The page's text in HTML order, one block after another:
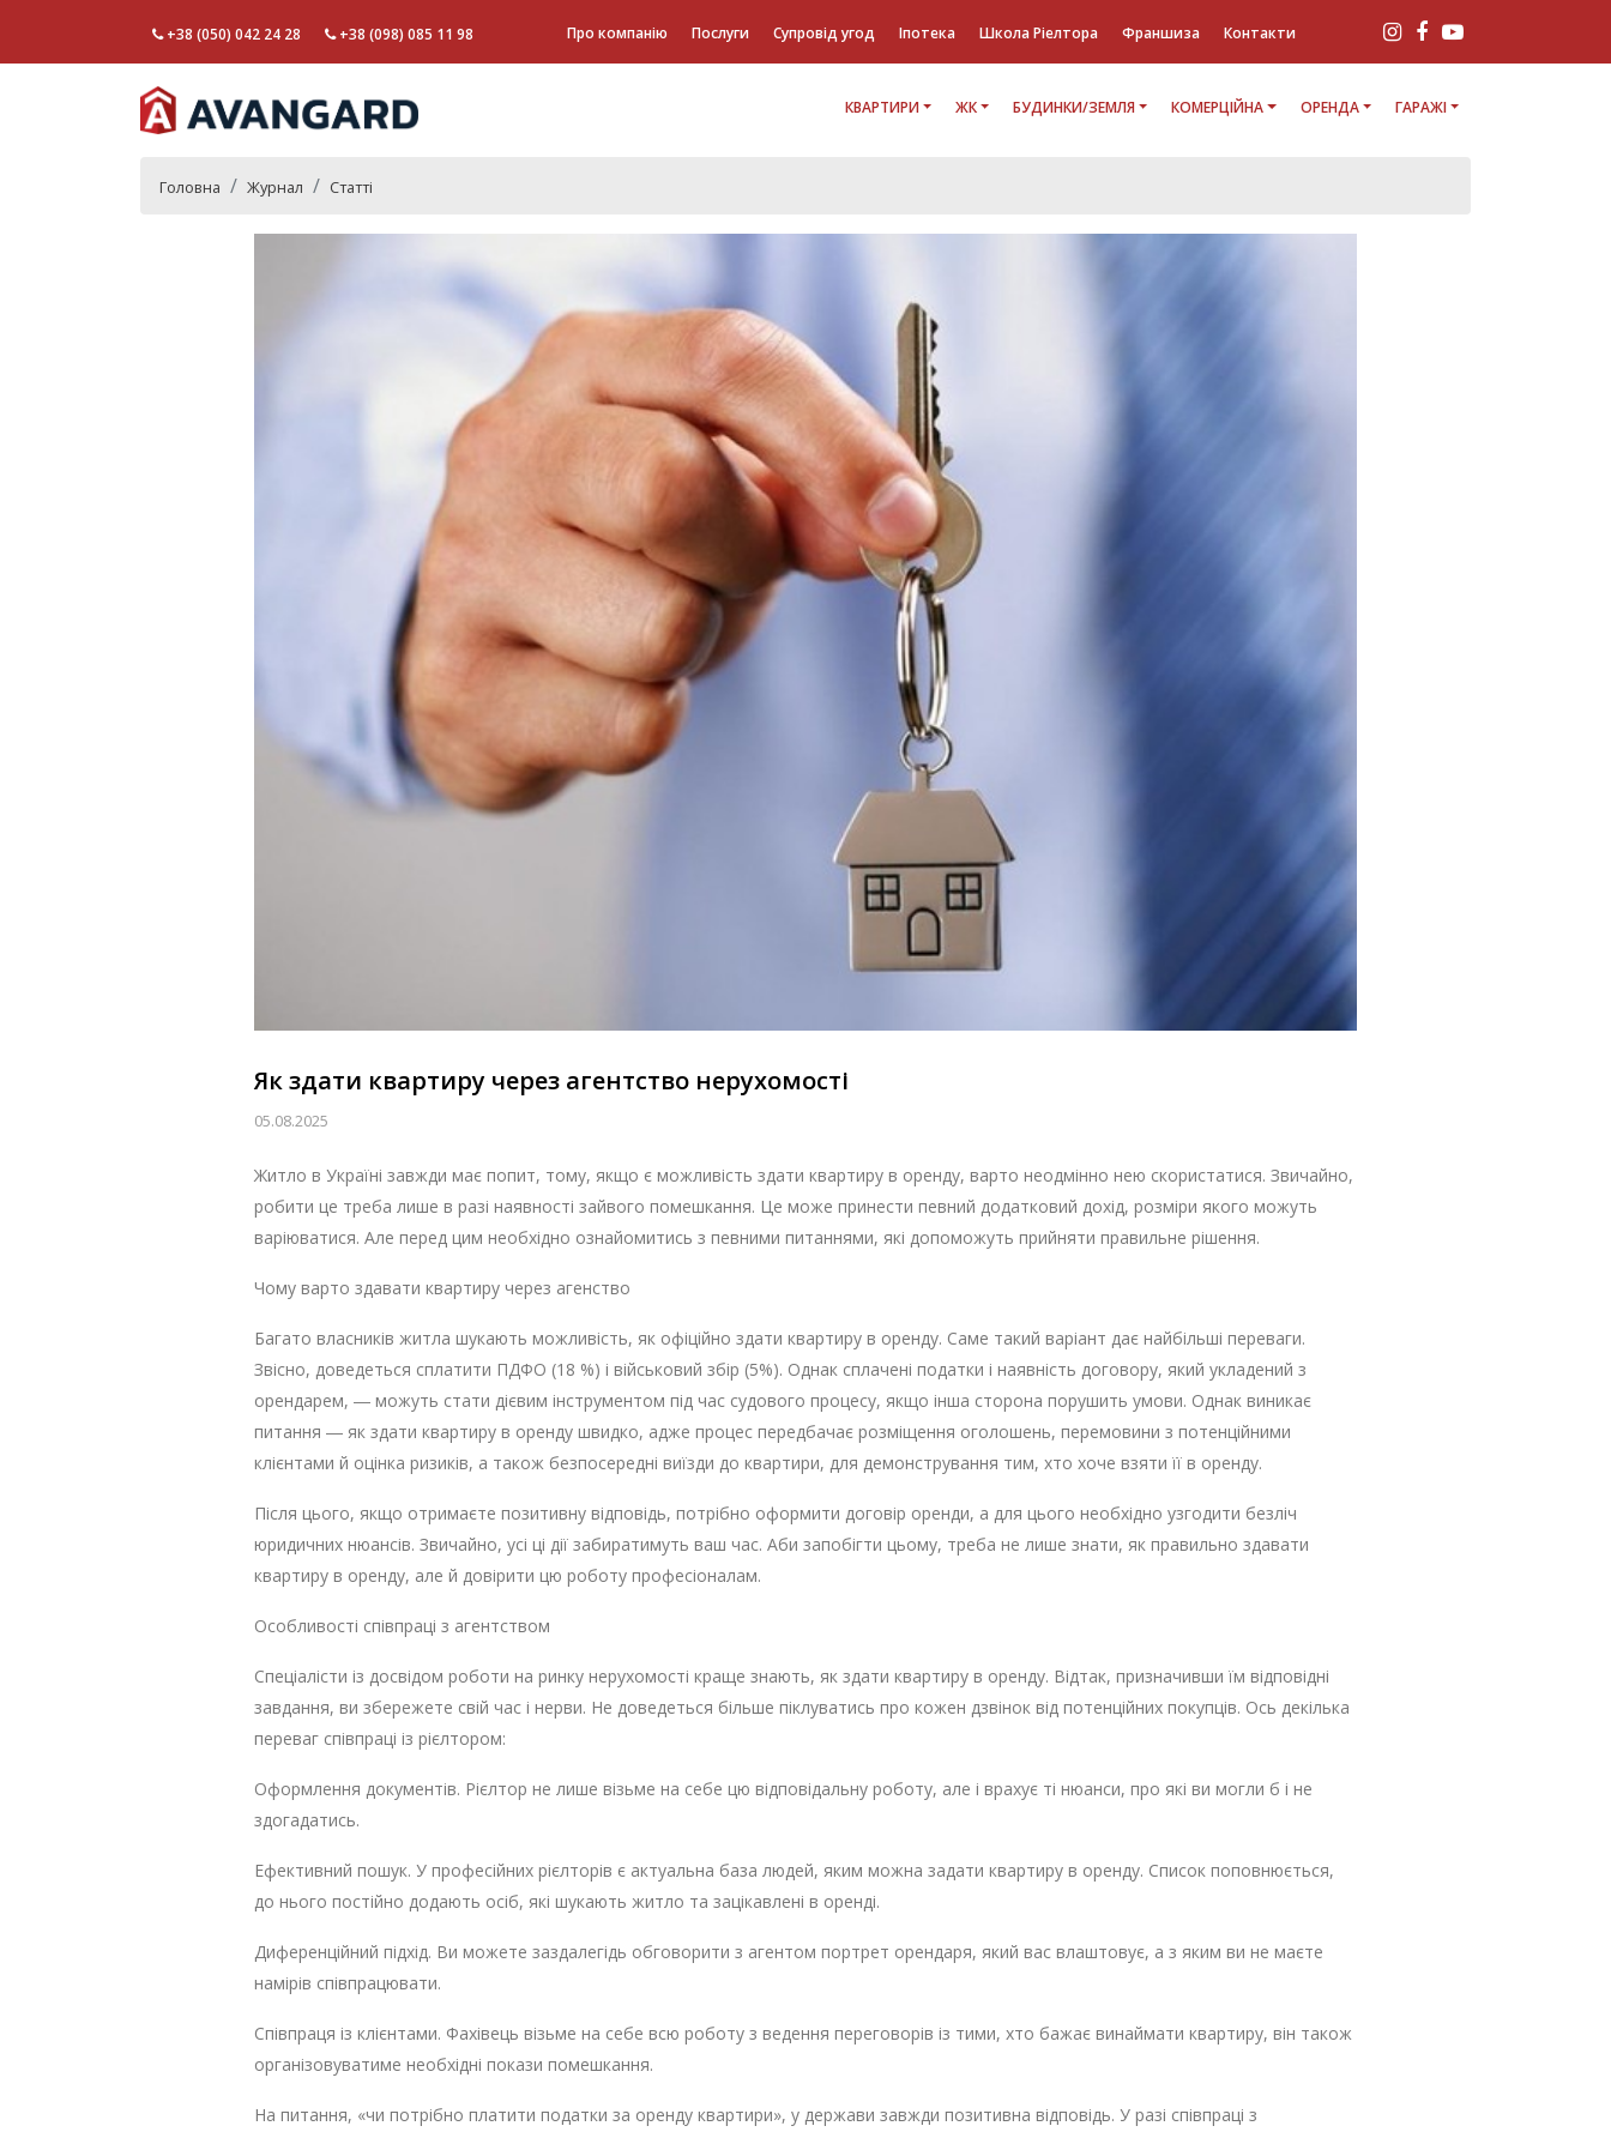
+38 (050) 042 24 28 +38 (098) 085 11 98 Про компанію Послуги Супровід угод Іпотека Школа Ріелтора Франшиза Контакти
КВАРТИРИ ЖК БУДИНКИ/ЗЕМЛЯ КОМЕРЦІЙНА ОРЕНДА ГАРАЖІ
Головна Журнал Статті
Як здати квартиру через агентство нерухомості
05.08.2025
Житло в Україні завжди має попит, тому, якщо є можливість здати квартиру в оренду, варто неодмінно нею скористатися. Звичайно,
робити це треба лише в разі наявності зайвого помешкання. Це може принести певний додатковий дохід, розміри якого можуть
варіюватися. Але перед цим необхідно ознайомитись з певними питаннями, які допоможуть прийняти правильне рішення.
Чому варто здавати квартиру через агенство
Багато власників житла шукають можливість, як офіційно здати квартиру в оренду. Саме такий варіант дає найбільші переваги.
Звісно, доведеться сплатити ПДФО (18 %) і військовий збір (5%). Однак сплачені податки і наявність договору, який укладений з
орендарем, ― можуть стати дієвим інструментом під час судового процесу, якщо інша сторона порушить умови. Однак виникає
питання ― як здати квартиру в оренду швидко, адже процес передбачає розміщення оголошень, перемовини з потенційними
клієнтами й оцінка ризиків, а також безпосередні виїзди до квартири, для демонстрування тим, хто хоче взяти її в оренду.
Після цього, якщо отримаєте позитивну відповідь, потрібно оформити договір оренди, а для цього необхідно узгодити безліч
юридичних нюансів. Звичайно, усі ці дії забиратимуть ваш час. Аби запобігти цьому, треба не лише знати, як правильно здавати
квартиру в оренду, але й довірити цю роботу професіоналам.
Особливості співпраці з агентством
Спеціалісти із досвідом роботи на ринку нерухомості краще знають, як здати квартиру в оренду. Відтак, призначивши їм відповідні
завдання, ви збережете свій час і нерви. Не доведеться більше піклуватись про кожен дзвінок від потенційних покупців. Ось декілька
переваг співпраці із рієлтором:
Оформлення документів. Рієлтор не лише візьме на себе цю відповідальну роботу, але і врахує ті нюанси, про які ви могли б і не
здогадатись.
Ефективний пошук. У професійних рієлторів є актуальна база людей, яким можна задати квартиру в оренду. Список поповнюється,
до нього постійно додають осіб, які шукають житло та зацікавлені в оренді.
Диференційний підхід. Ви можете заздалегідь обговорити з агентом портрет орендаря, який вас влаштовує, а з яким ви не маєте
намірів співпрацювати.
Співпраця із клієнтами. Фахівець візьме на себе всю роботу з ведення переговорів із тими, хто бажає винаймати квартиру, він також
організовуватиме необхідні покази помешкання.
На питання, «чи потрібно платити податки за оренду квартири», у держави завжди позитивна відповідь. У разі співпраці з